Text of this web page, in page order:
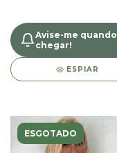
Avise-me quando
chegar!
ESPIAR
ESGOTADO